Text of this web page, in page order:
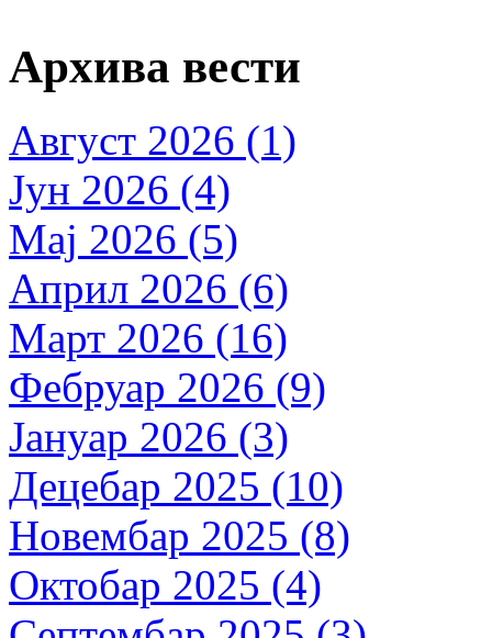
Архива вести
Август 2026 (1)
Јун 2026 (4)
Мај 2026 (5)
Април 2026 (6)
Март 2026 (16)
Фебруар 2026 (9)
Јануар 2026 (3)
Децебар 2025 (10)
Новембар 2025 (8)
Октобар 2025 (4)